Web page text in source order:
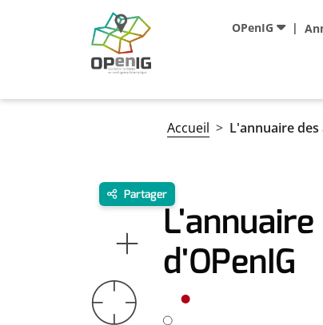
Aller au contenu principal
NavigationOPenIG
Fil d'Ariane
Accueil L'annuaire
d'OPenIG
Partager